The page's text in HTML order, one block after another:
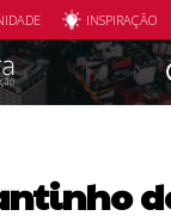
INSPIRAÇÃO